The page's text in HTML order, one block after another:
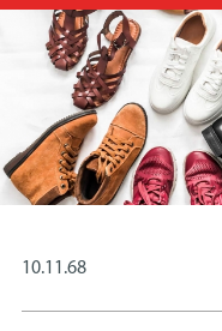
ธนาคาร ร้านอาห
เครื่องประดับ
การต
บริการ
เมกา สม
แกดเจ็ตและเทคโ
10.11.68